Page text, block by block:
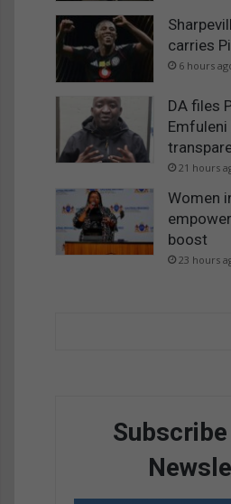
carries
6 hours
DA files
21 hours
Women
boost
23 hours